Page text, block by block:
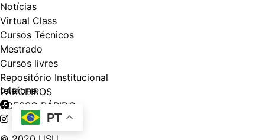
PT
Notícias
Virtual Class
Cursos Técnicos
Mestrado
Cursos livres
Repositório Institucional
PARCEIROS
ACESSO RÁPIDO
telefone